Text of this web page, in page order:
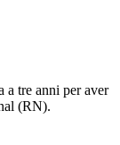
a tre anni per aver
(RN).